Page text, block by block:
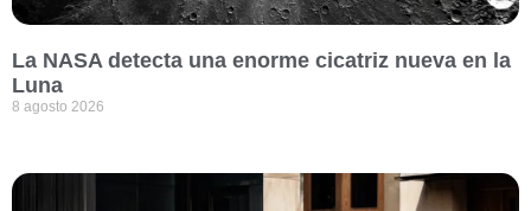
La NASA detecta una enorme cicatriz nueva en la
Luna
8 agosto 2026